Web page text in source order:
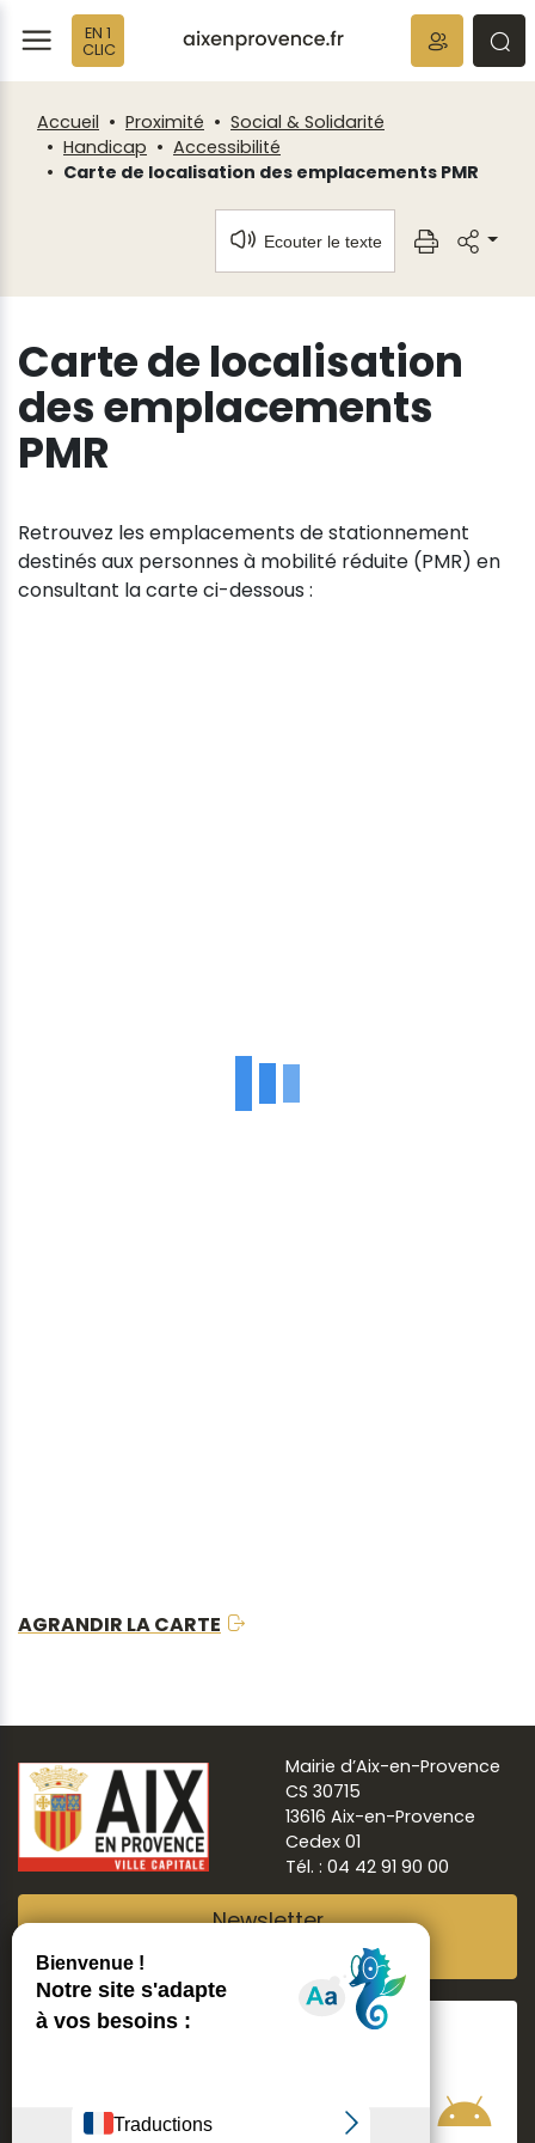
EN 1
CLIC
Accueil Proximité
Social & Solidarité
Handicap
Accessibilité
Carte de localisation des emplacements PMR
Ecouter le texte
Carte de localisation
des emplacements
PMR
Retrouvez les emplacements de stationnement
destinés aux personnes à mobilité réduite (PMR) en
consultant la carte ci-dessous :
AGRANDIR LA CARTE
Mairie d’Aix-en-Provence
CS 30715
13616 Aix-en-Provence
Cedex 01
Tél. : 04 42 91 90 00
Newsletter
Suivre Aix ma ville
Fenêtre
de
chat
Panneau de gestion des cookies